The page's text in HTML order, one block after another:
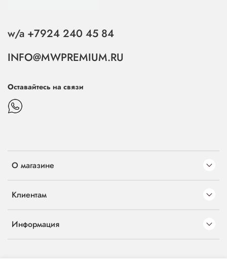
О магазине
Клиентам
Информация
w/a +7924 240 45 84
INFO@MWPREMIUM.RU
Оставайтесь на связи